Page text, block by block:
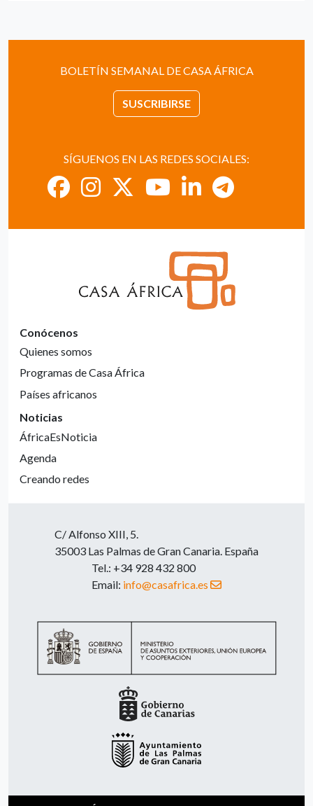
BOLETÍN SEMANAL DE CASA ÁFRICA
SUSCRIBIRSE
SÍGUENOS EN LAS REDES SOCIALES:
Conócenos
Quienes somos
Programas de Casa África
Países africanos
Noticias
ÁfricaEsNoticia
Agenda
Creando redes
C/ Alfonso XIII, 5.
35003 Las Palmas de Gran Canaria. España
Tel.: +34 928 432 800
Email: info@casafrica.es